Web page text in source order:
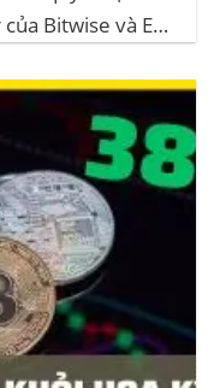
Bitwise và ETF